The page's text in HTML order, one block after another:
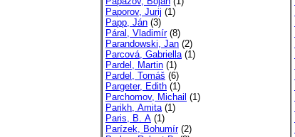
Paporov, Jurij (1)
Papp, Ján (3)
Páral, Vladimír(8)
Parandowski, Jan (2)
Parcová, Gabriella(1)
Pardel, Martin (1)
Pardel, Tomáš (6)
Pargeter, Edith (1)
Parchomov, Michail (1)
Parikh, Amita(1)
Paris, B. A (1)
Parízek, Bohumír(2)